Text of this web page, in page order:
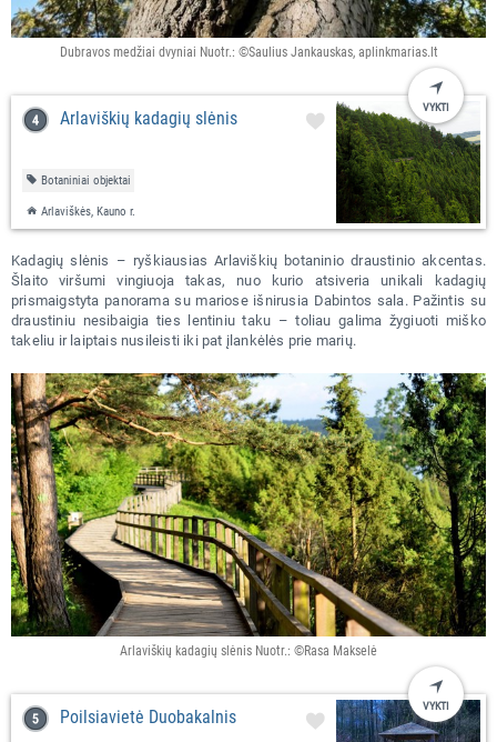
Dubravos medžiai dvyniai Nuotr.: ©Saulius Jankauskas, aplinkmarias.lt
Arlaviškių kadagių slėnis
Botaniniai objektai
Arlaviškės, Kauno r.
VYKTI
Kadagių slėnis – ryškiausias Arlaviškių botaninio draustinio akcentas.
Šlaito viršumi vingiuoja takas, nuo kurio atsiveria unikali kadagių
prismaigstyta panorama su mariose išnirusia Dabintos sala. Pažintis su
draustiniu nesibaigia ties lentiniu taku – toliau galima žygiuoti miško
takeliu ir laiptais nusileisti iki pat įlankėlės prie marių.
Arlaviškių kadagių slėnis Nuotr.: ©Rasa Makselė
Poilsiavietė Duobakalnis
VYKTI